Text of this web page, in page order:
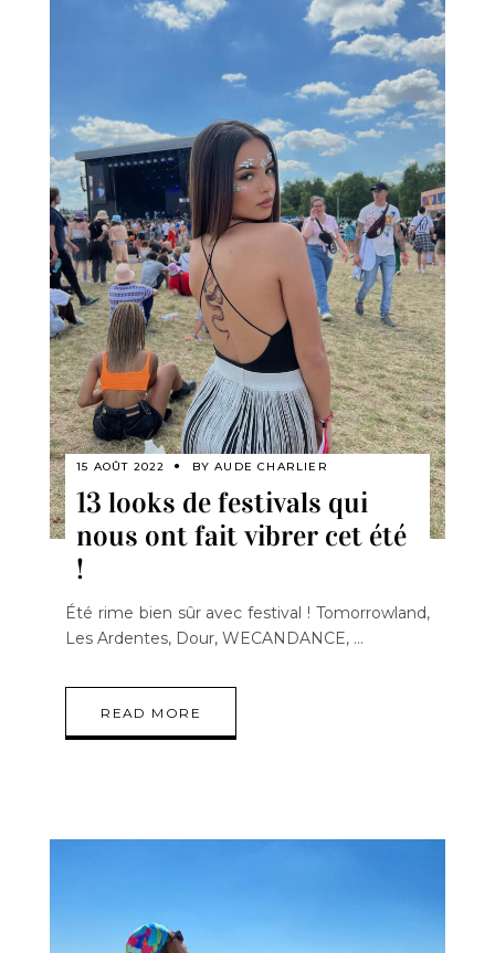
15 AOÛT 2022 BYAUDE CHARLIER
13 looks de festivals qui
nous ont fait vibrer cet été
!
Été rime bien sûr avec festival ! Tomorrowland,
Les Ardentes, Dour, WECANDANCE,
READ MORE